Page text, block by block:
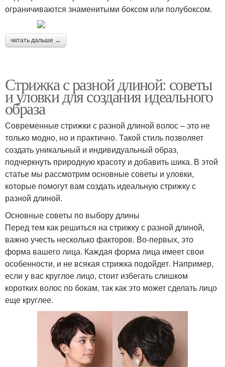
ограничиваются знаменитыми боксом или полубоксом.
читать дальше →
Стрижка с разной длиной: советы
и уловки для создания идеального
образа
Современные стрижки с разной длиной волос – это не
только модно, но и практично. Такой стиль позволяет
создать уникальный и индивидуальный образ,
подчеркнуть природную красоту и добавить шика. В этой
статье мы рассмотрим основные советы и уловки,
которые помогут вам создать идеальную стрижку с
разной длиной.
Основные советы по выбору длины
Перед тем как решиться на стрижку с разной длиной,
важно учесть несколько факторов. Во-первых, это
форма вашего лица. Каждая форма лица имеет свои
особенности, и не всякая стрижка подойдет. Например,
если у вас круглое лицо, стоит избегать слишком
коротких волос по бокам, так как это может сделать лицо
еще круглее.